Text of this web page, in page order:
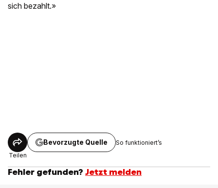
sich bezahlt.»
Teilen
Bevorzugte Quelle So funktioniert’s
Fehler gefunden? Jetzt melden